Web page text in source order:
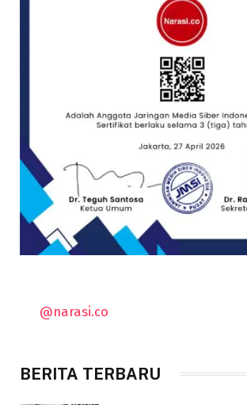
@narasi.co
BERITA TERBARU